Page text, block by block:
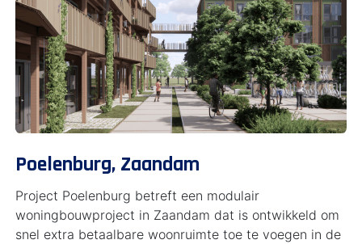
Poelenburg, Zaandam
Project Poelenburg betreft een modulair
woningbouwproject in Zaandam dat is ontwikkeld om
snel extra betaalbare woonruimte toe te voegen in de